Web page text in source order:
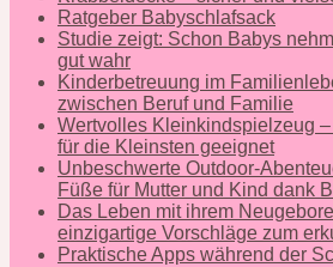
Ratgeber Babyschlafsack
Studie zeigt: Schon Babys
gut wahr
Kinderbetreuung im
zwischen Beruf und Familie
Wertvolles Kleinkindspielzeug
für die Kleinsten geeignet
Unbeschwerte Outdoor-
Füße für Mutter und Kind dank
Das Leben mit ihrem
einzigartige Vorschläge zum
Praktische Apps während der